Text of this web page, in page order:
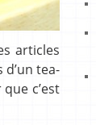
articles
tea-
c’est